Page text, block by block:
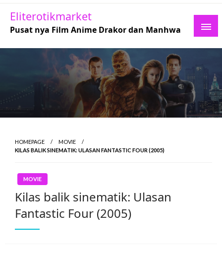
Skip
content
Eliterotikmarket
Pusat nya Film Anime Drakor dan Manhwa
HOMEPAGE
MOVIE
KILAS BALIK SINEMATIK: ULASAN FANTASTIC FOUR (2005)
MOVIE
Kilas balik sinematik: Ulasan
Fantastic Four (2005)